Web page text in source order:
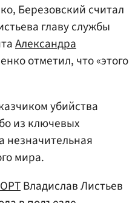
Березовский считал
главу службы
Александра
отметил, что «этого
убийства
из ключевых
незначительная
мира.
ОРТВладислав Листьев